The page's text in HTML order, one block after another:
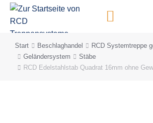
springen
Sie befinden sich hier:
Start Beschlaghandel
RCD Systemtreppe
Geländersystem
Stäbe
RCD Edelstahlstab Quadrat 16mm ohne